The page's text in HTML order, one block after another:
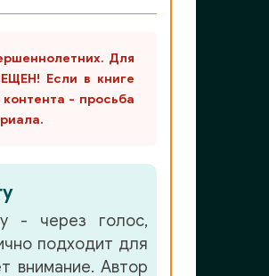
Для
Если в книге
- просьба
- через голос,
подходит для
внимание. Автор